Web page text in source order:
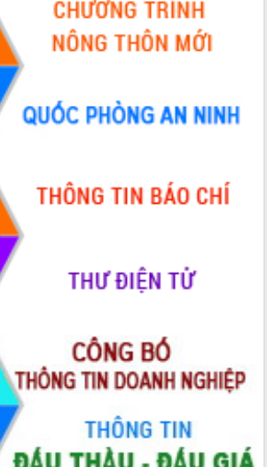
tiến
số tại Đắk
tác
tử
công
thủy sản
triển khai
công chức
Ngày
Nam
quyết
trưởng
thờ
Đỗ Hữu
Ủy Ban
đổi